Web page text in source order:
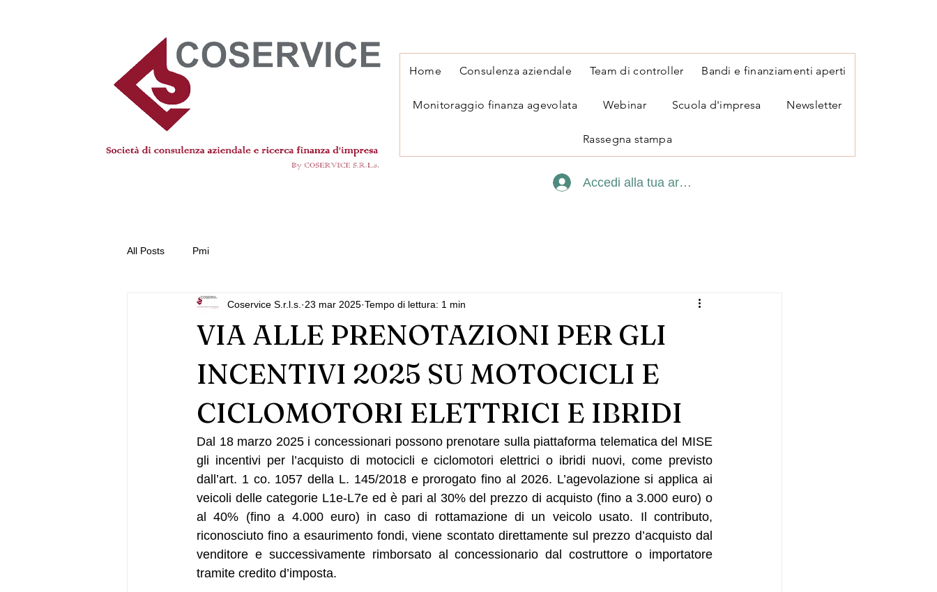
Home Consulenza aziendale Team di controller Bandi e finanziamenti aperti
Monitoraggio finanza agevolata Webinar Scuola d'impresa Newsletter
Rassegna stampa
Accedi alla tua area personale
All Posts Pmi
VIA ALLE PRENOTAZIONI PER GLI
INCENTIVI 2025 SU MOTOCICLI E
CICLOMOTORI ELETTRICI E IBRIDI
Coservice S.r.l.s. 23 mar 2025 Tempo di lettura: 1 min
Dal 18 marzo 2025 i concessionari possono prenotare sulla piattaforma telematica del MISE
gli incentivi per l’acquisto di motocicli e ciclomotori elettrici o ibridi nuovi, come previsto
dall’art. 1 co. 1057 della L. 145/2018 e prorogato fino al 2026. L’agevolazione si applica ai
veicoli delle categorie L1e-L7e ed è pari al 30% del prezzo di acquisto (fino a 3.000 euro) o
al 40% (fino a 4.000 euro) in caso di rottamazione di un veicolo usato. Il contributo,
riconosciuto fino a esaurimento fondi, viene scontato direttamente sul prezzo d’acquisto dal
venditore e successivamente rimborsato al concessionario dal costruttore o importatore
tramite credito d’imposta.